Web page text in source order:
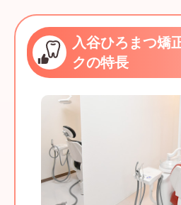
入谷ひろまつ矯
クの特長